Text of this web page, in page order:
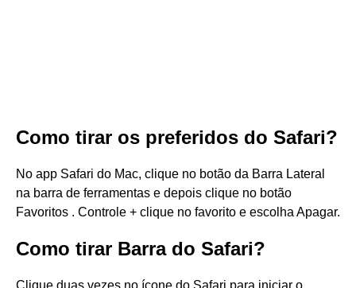
Como tirar os preferidos do Safari?
No app Safari do Mac, clique no botão da Barra Lateral
na barra de ferramentas e depois clique no botão
Favoritos . Controle + clique no favorito e escolha Apagar.
Como tirar Barra do Safari?
Clique duas vezes no ícone do Safari para iniciar o